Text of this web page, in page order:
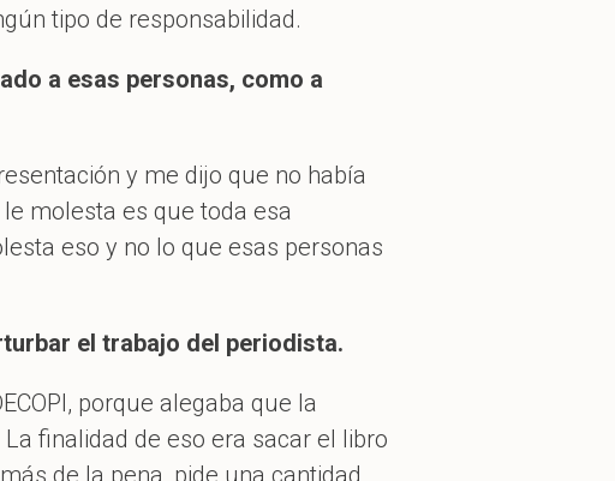
tipo de responsabilidad.
a esas personas, como a
y me dijo que no había
molesta es que toda esa
eso y no lo que esas personas
el trabajo del periodista.
porque alegaba que la
finalidad de eso era sacar el libro